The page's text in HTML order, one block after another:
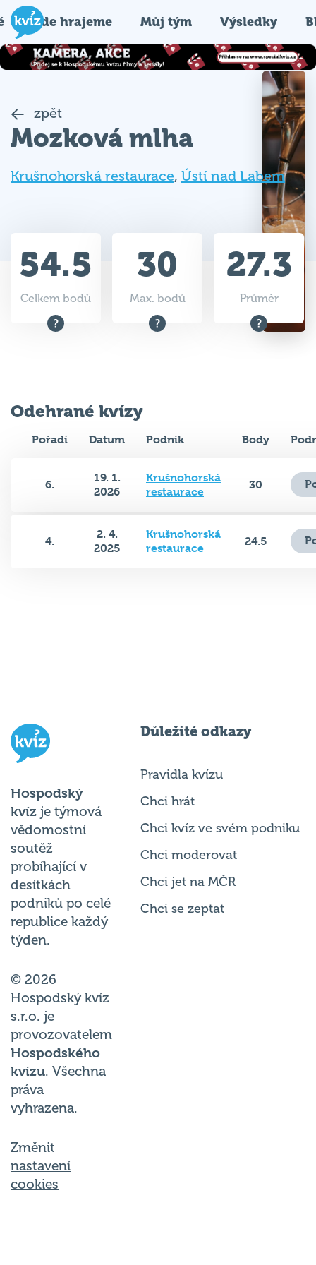
Kde hrajeme Můj tým Výsledky
zpět
Mozková mlha
Krušnohorská restaurace, Ústí nad Labem
54.5
Celkem bodů
30
Max. bodů
27.3
Průměr
Odehrané kvízy
Pořadí Datum Podnik Body
6.
19. 1.
2026
Krušnohorská
restaurace
30
4.
2. 4.
2025
Krušnohorská
restaurace
24.5
Hospodský
kvíz je týmová
vědomostní
soutěž
probíhající v
desítkách
podniků po celé
republice každý
týden.
© 2026
Hospodský kvíz
s.r.o. je
provozovatelem
Hospodského
kvízu. Všechna
práva
vyhrazena.
Změnit
nastavení
cookies
Důležité odkazy
Pravidla kvízu
Chci hrát
Chci kvíz ve svém podniku
Chci moderovat
Chci jet na MČR
Chci se zeptat